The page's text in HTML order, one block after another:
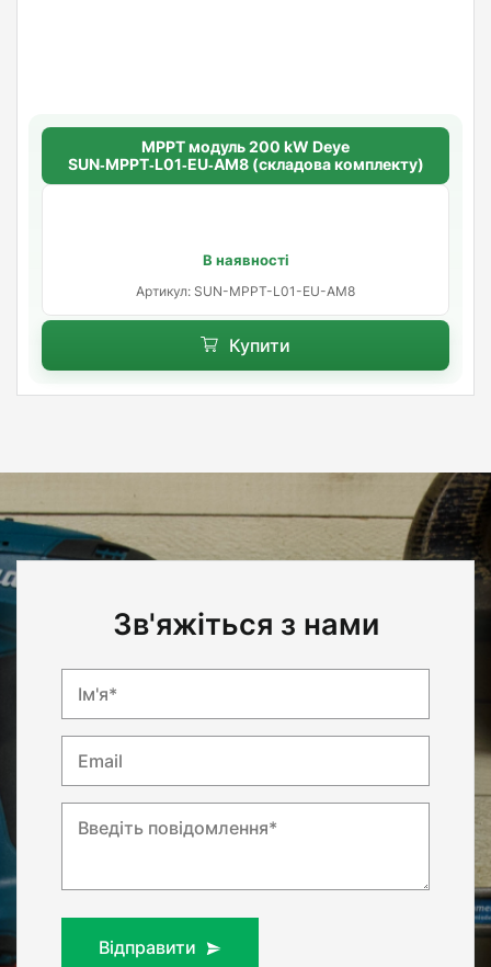
МРРТ модуль 200 kW Deye
SUN‑MPPT‑L01‑EU‑AM8 (складова комплекту)
В наявності
Артикул: SUN-MPPT-L01-EU-AM8
Купити
Зв'яжіться з нами
Ім'я*
Email
Введіть повідомлення*
Відправити